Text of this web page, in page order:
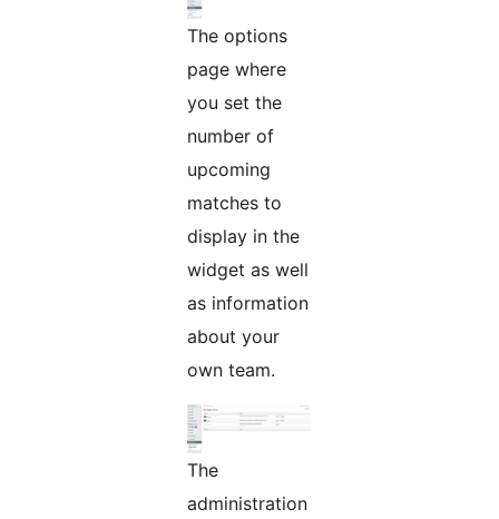
The options
page where
you set the
number of
upcoming
matches to
display in the
widget as well
as information
about your
own team.
The
administration